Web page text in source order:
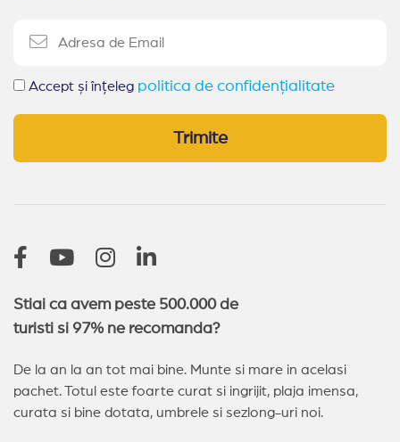
Accept și înțeleg politica de confidențialitate
Trimite
Stiai ca avem peste 500.000 de
turisti si 97% ne recomanda?
De la an la an tot mai bine. Munte si mare in acelasi
pachet. Totul este foarte curat si ingrijit, plaja imensa,
curata si bine dotata, umbrele si sezlong-uri noi.